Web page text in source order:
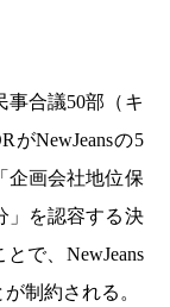
事合議50部（キ
がNewJeansの5
企画会社地位保
」を認容する決
で、NewJeans
制約される。